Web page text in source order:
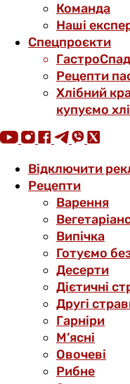
Команда
Наші
Спецпроєкти
Рецепти
Хлібний
купуємо
Відключити
Рецепти
Варення
Випічка
Готуємо
Десерти
Дієтичні
Другі
Гарніри
М’ясні
Овочеві
Рибне